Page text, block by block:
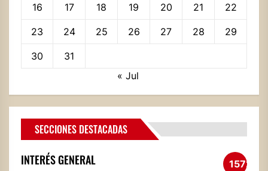
16 17 18 19 20 21 22
23 24 25 26 27 28 29
30
31
« Jul
SECCIONES DESTACADAS
INTERÉS GENERAL 1572